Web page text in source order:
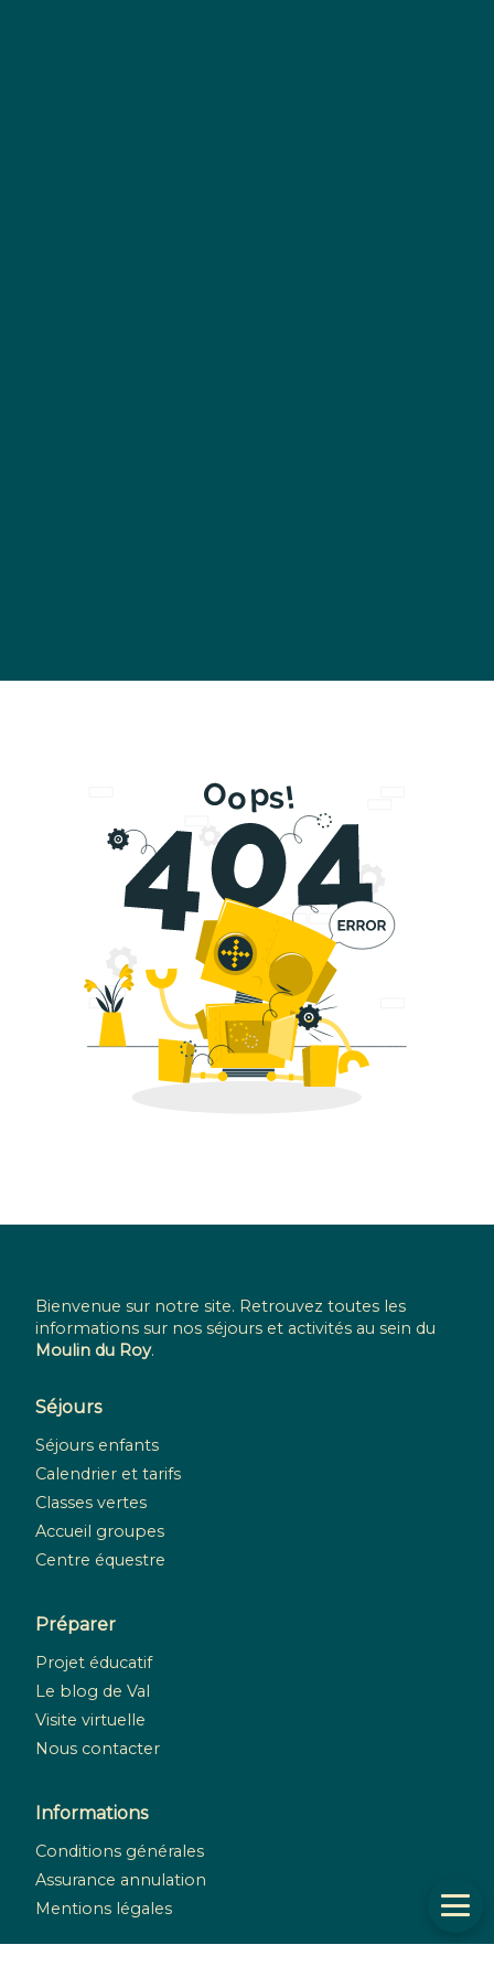
Bienvenue sur notre site. Retrouvez toutes les
informations sur nos séjours et activités au sein du
Moulin du Roy.
Séjours
Séjours enfants
Calendrier et tarifs
Classes vertes
Accueil groupes
Centre équestre
Préparer
Projet éducatif
Le blog de Val
Visite virtuelle
Nous contacter
Informations
Conditions générales
Assurance annulation
Mentions légales